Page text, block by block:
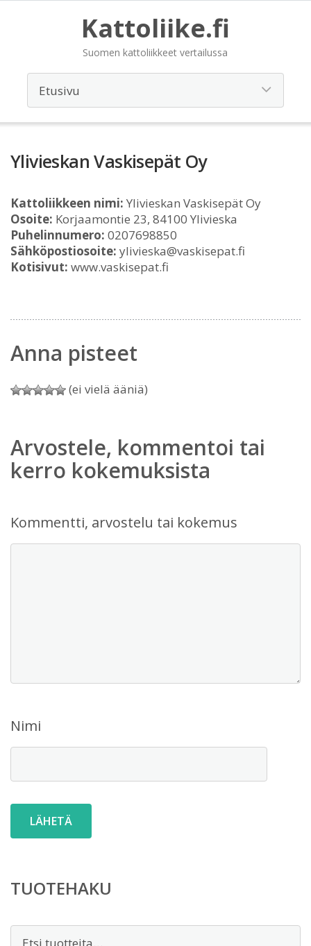
Kattoliike.fi
Suomen kattoliikkeet vertailussa
Ylivieskan Vaskisepät Oy
Kattoliikkeen nimi: Ylivieskan Vaskisepät Oy
Osoite: Korjaamontie 23, 84100 Ylivieska
Puhelinnumero: 0207698850
Sähköpostiosoite: ylivieska@vaskisepat.fi
Kotisivut: www.vaskisepat.fi
Anna pisteet
(ei vielä ääniä)
Arvostele, kommentoi tai
kerro kokemuksista
Kommentti, arvostelu tai kokemus
Nimi
TUOTEHAKU